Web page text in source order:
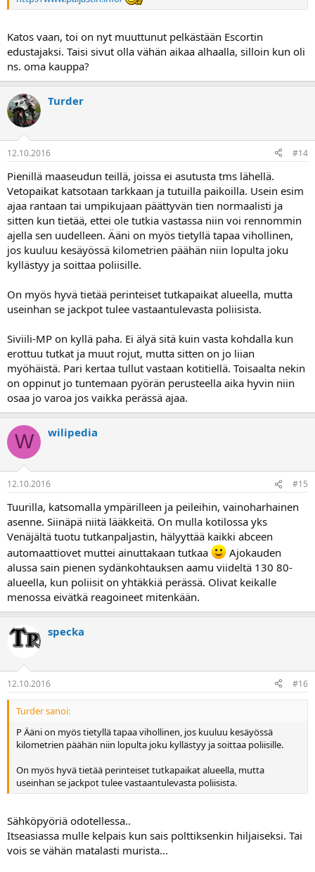
Katos vaan, toi on nyt muuttunut pelkästään Escortin
edustajaksi. Taisi sivut olla vähän aikaa alhaalla, silloin kun oli
ns. oma kauppa?
Turder
12.10.2016 #14
Pienillä maaseudun teillä, joissa ei asutusta tms lähellä.
Vetopaikat katsotaan tarkkaan ja tutuilla paikoilla. Usein esim
ajaa rantaan tai umpikujaan päättyvän tien normaalisti ja
sitten kun tietää, ettei ole tutkia vastassa niin voi rennommin
ajella sen uudelleen. Ääni on myös tietyllä tapaa vihollinen,
jos kuuluu kesäyössä kilometrien päähän niin lopulta joku
kyllästyy ja soittaa poliisille.
On myös hyvä tietää perinteiset tutkapaikat alueella, mutta
useinhan se jackpot tulee vastaantulevasta poliisista.
Siviili-MP on kyllä paha. Ei älyä sitä kuin vasta kohdalla kun
erottuu tutkat ja muut rojut, mutta sitten on jo liian
myöhäistä. Pari kertaa tullut vastaan kotitiellä. Toisaalta nekin
on oppinut jo tuntemaan pyörän perusteella aika hyvin niin
osaa jo varoa jos vaikka perässä ajaa.
W wilipedia
12.10.2016 #15
Tuurilla, katsomalla ympärilleen ja peileihin, vainoharhainen
asenne. Siinäpä niitä lääkkeitä. On mulla kotilossa yks
Venäjältä tuotu tutkanpaljastin, hälyyttää kaikki abceen
automaattiovet muttei ainuttakaan tutkaa
Ajokauden
alussa sain pienen sydänkohtauksen aamu viideltä 130 80-
alueella, kun poliisit on yhtäkkiä perässä. Olivat keikalle
menossa eivätkä reagoineet mitenkään.
specka
12.10.2016 #16
Turder sanoi:
P Ääni on myös tietyllä tapaa vihollinen, jos kuuluu kesäyössä
kilometrien päähän niin lopulta joku kyllästyy ja soittaa poliisille.
On myös hyvä tietää perinteiset tutkapaikat alueella, mutta
useinhan se jackpot tulee vastaantulevasta poliisista.
Sähköpyöriä odotellessa..
Itseasiassa mulle kelpais kun sais polttiksenkin hiljaiseksi. Tai
vois se vähän matalasti murista...